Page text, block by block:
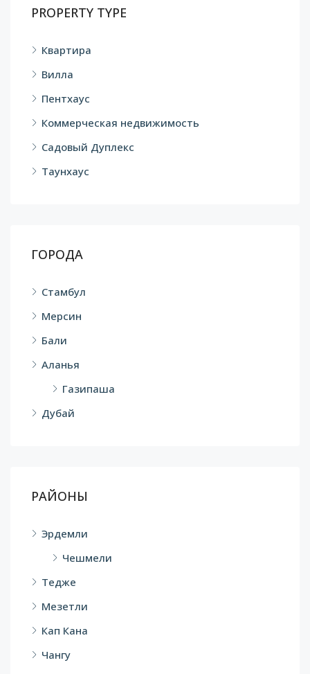
PROPERTY TYPE
Квартира
Вилла
Пентхаус
Коммерческая недвижимость
Садовый Дуплекс
Таунхаус
ГОРОДА
Стамбул
Мерсин
Бали
Аланья
Газипаша
Дубай
РАЙОНЫ
Эрдемли
Чешмели
Тедже
Мезетли
Кап Кана
Чангу